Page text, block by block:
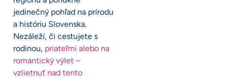
jedinečný pohľad na prírodu
a históriu Slovenska.
Nezáleží, či cestujete s
rodinou, priateľmi alebo na
romantický výlet –
vzlietnuť nad tento